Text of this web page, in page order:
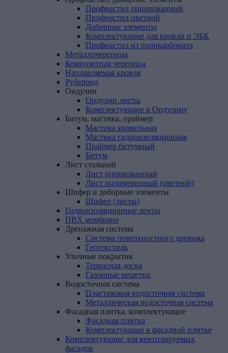
Профнастил оцинкованный
Профнастил цветной
Доборные элементы
Комплектующие для кровли и ЭБК
Профнастил из поликарбоната
Металлочерепица
Композитная черепица
Наплавляемая кровля
Рубероид
Ондулин
Ондулин листы
Комплектующие к Ондулину
Битум, мастика, праймер
Мастика кровельная
Мастика гидроизоляционная
Праймер битумный
Битум
Лист стальной
Лист оцинкованный
Лист полимеренный (цветной)
Шифер и доборные элементы
Шифер (листы)
Гидроизоляционные ленты
ПВХ мембрана
Дренажная система
Система поверхностного дренажа
Геотекстиль
Уличные покрытия
Террасная доска
Газонные решетки
Водосточная система
Пластиковая водосточная система
Металлическая водосточная система
Фасадная плитка, комплектующие
Фасадная плитка
Комплектующие к фасадной плитке
Комплектующие для вентилируемых
фасадов